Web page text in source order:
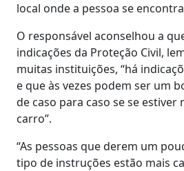
local onde a pessoa se
O responsável aconselhou a
indicações da Proteção Civil,
muitas instituições, “há
e que às vezes podem ser um
de caso para caso se se estiver
carro”.
“As pessoas que derem um
tipo de instruções estão mais